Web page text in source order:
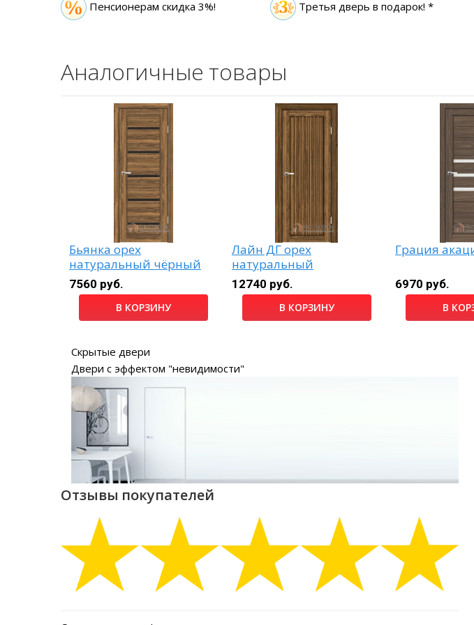
Пенсионерам скидка 3%! Третья дверь в подарок! *
Аналогичные товары
Бьянка орех
натуральный чёрный
лакобель
7560 руб.
В КОРЗИНУ
Лайн ДГ орех
натуральный
12740 руб.
В КОРЗИНУ
Грация
6970 руб.
В
Скрытые двери
Двери с эффектом "невидимости"
Отзывы покупателей